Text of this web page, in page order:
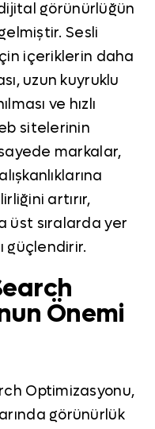
görünürlüğün
Sesli
içeriklerin daha
uzun kuyruklu
ve hızlı
sitelerinin
markalar,
artırır,
üst sıralarda yer
güçlendirir.
Önemi
Optimizasyonu,
görünürlük